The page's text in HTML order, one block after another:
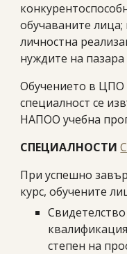
обучаваните лица;
личностна
нуждите на пазара
Обучението в ЦПО
специалност се
НАПОО учебна
СПЕЦИАЛНОСТИ
При успешно
курс, обучените
степен на